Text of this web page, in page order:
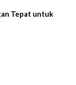
Tepat untuk